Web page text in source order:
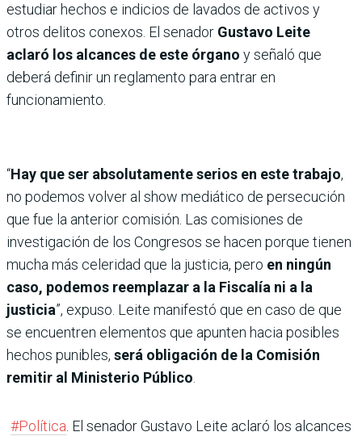
estudiar hechos e indicios de lavados de activos y
otros delitos conexos. El senador Gustavo Leite
aclaró los alcances de este órgano y señaló que
deberá definir un reglamento para entrar en
funcionamiento.
“Hay que ser absolutamente serios en este trabajo,
no podemos volver al show mediático de persecución
que fue la anterior comisión. Las comisiones de
investigación de los Congresos se hacen porque tienen
mucha más celeridad que la justicia, pero en ningún
caso, podemos reemplazar a la Fiscalía ni a la
justicia”, expuso. Leite manifestó que en caso de que
se encuentren elementos que apunten hacia posibles
hechos punibles, será obligación de la Comisión
remitir al Ministerio Público
#Política . El senador Gustavo Leite aclaró los alcances